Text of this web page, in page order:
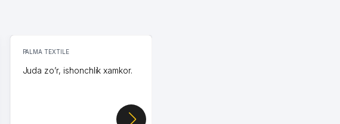
PALMA TEXTILE
Juda zo’r, ishonchlik xamkor.